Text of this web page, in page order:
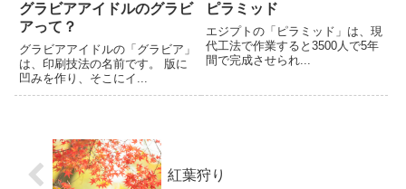
グラビアアイドルのグラビ
アって？
グラビアアイドルの「グラビア」
は、印刷技法の名前です。 版に
凹みを作り、そこにイ...
ピラミッド
エジプトの「ピラミッド」は、現
代工法で作業すると3500人で5年
間で完成させられ...
紅葉狩り